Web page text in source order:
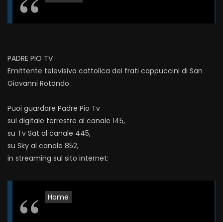
PADRE PIO TV
Emittente televisiva cattolica dei frati cappuccini di San
Giovanni Rotondo.
Puoi guardare Padre Pio Tv
sul digitale terrestre al canale 145,
su Tv Sat al canale 445,
su Sky al canale 852,
in streaming sul sito internet:
Home